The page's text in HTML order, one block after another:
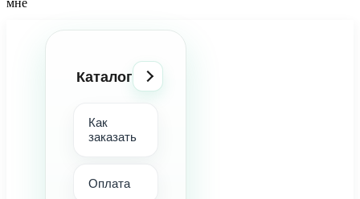
мне
Каталог
Как
заказать
Оплата